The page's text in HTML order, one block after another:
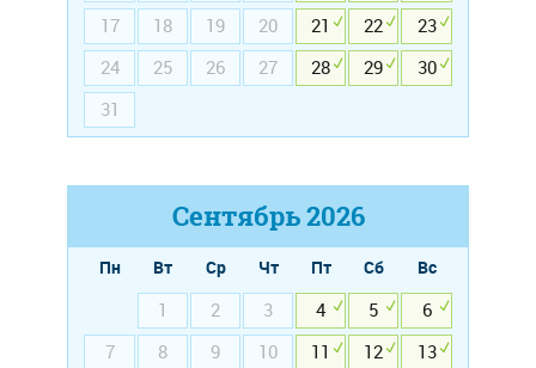
17
18 19 20 21 22
23
24
25 26 27 28 29
30
31
Сентябрь2026
Пн Вт Ср Чт Пт Сб
Вс
1
2 3 4 5
6
7
8 9 10 11 12
13